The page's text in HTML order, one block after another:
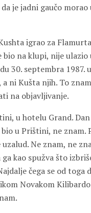
je jadni gaučo
igrao za
na klupi, nije
30. septembra 1987.
ni Kušta njih. To
na objavljivanje.
u hotelu Grand. Dan
u Prištini, ne znam.
Ne znam, ne
kao spužva što
čega se od toga
Novakom